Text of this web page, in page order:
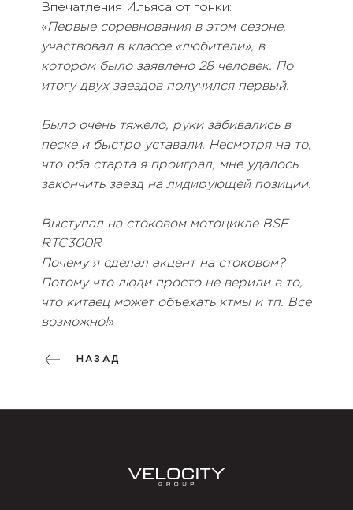
Впечатления Ильяса от гонки:
«Первые соревнования в этом сезоне,
участвовал в классе «любители», в
котором было заявлено 28 человек. По
итогу двух заездов получился первый.
Было очень тяжело, руки забивались в
песке и быстро уставали. Несмотря на то,
что оба старта я проиграл, мне удалось
закончить заезд на лидирующей позиции.
Выступал на стоковом мотоцикле BSE
RTC300R
Почему я сделал акцент на стоковом?
Потому что люди просто не верили в то,
что китаец может объехать ктмы и тп. Все
возможно!»
НАЗАД